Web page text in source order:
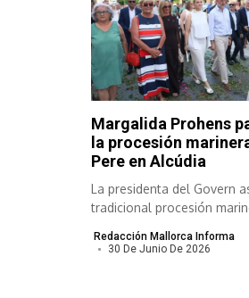
Margalida Prohens
la procesión
Pere en Alcúdia
La presidenta del Govern
tradicional procesión
Redacción Mallorca Informa
30 De Junio De 2026